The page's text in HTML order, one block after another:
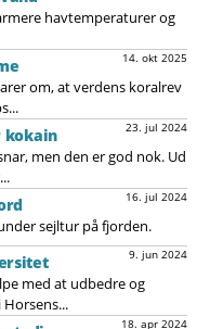
havtemperaturer og
14. okt 2025
om, at verdens koralrev
23. jul 2024
kokain
men den er god nok. Ud
16. jul 2024
sejltur på fjorden.
9. jun 2024
med at udbedre og
18. apr 2024